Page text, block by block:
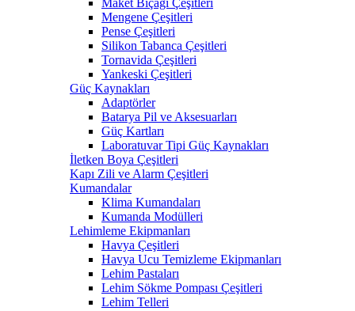
Maket Bıçağı Çeşitleri
Mengene Çeşitleri
Pense Çeşitleri
Silikon Tabanca Çeşitleri
Tornavida Çeşitleri
Yankeski Çeşitleri
Güç Kaynakları
Adaptörler
Batarya Pil ve Aksesuarları
Güç Kartları
Laboratuvar Tipi Güç Kaynakları
İletken Boya Çeşitleri
Kapı Zili ve Alarm Çeşitleri
Kumandalar
Klima Kumandaları
Kumanda Modülleri
Lehimleme Ekipmanları
Havya Çeşitleri
Havya Ucu Temizleme Ekipmanları
Lehim Pastaları
Lehim Sökme Pompası Çeşitleri
Lehim Telleri